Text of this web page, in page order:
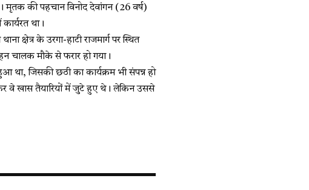
मृतक की पहचान विनोद देवांगन (26 वर्ष)
था।
क्षेत्र के उरगा-हाटी राजमार्ग पर स्थित
चालक मौके से फरार हो गया।
था, जिसकी छठी का कार्यक्रम भी संपन्न हो
वे खास तैयारियों में जुटे हुए थे। लेकिन उससे